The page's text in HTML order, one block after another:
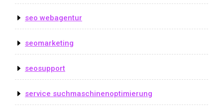
seo webagentur
seomarketing
seosupport
service suchmaschinenoptimierung